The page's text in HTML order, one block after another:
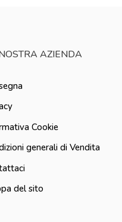
AZIENDA
Cookie
generali di Vendita
del sito